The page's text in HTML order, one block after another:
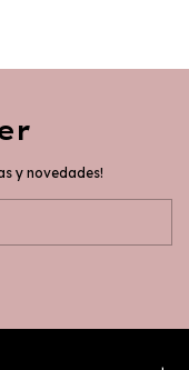
y novedades!